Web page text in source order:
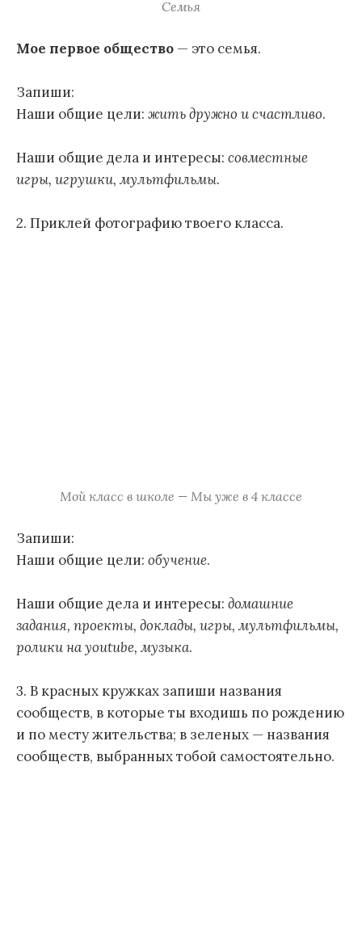
Семья
Мое первое общество — это семья.
Запиши:
Наши общие цели: жить дружно и счастливо.
Наши общие дела и интересы: совместные
игры, игрушки, мультфильмы.
2. Приклей фотографию твоего класса.
Мой класс в школе — Мы уже в 4 классе
Запиши:
Наши общие цели: обучение.
Наши общие дела и интересы: домашние
задания, проекты, доклады, игры, мультфильмы,
ролики на youtube, музыка.
3. В красных кружках запиши названия
сообществ, в которые ты входишь по рождению
и по месту жительства; в зеленых — названия
сообществ, выбранных тобой самостоятельно.